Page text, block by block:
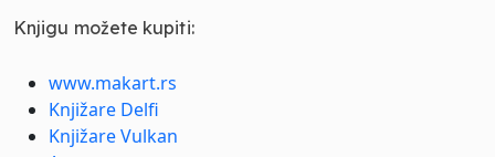
Knjigu možete kupiti:
www.makart.rs
Knjižare Delfi
Knjižare Vulkan